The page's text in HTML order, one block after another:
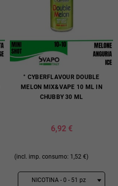
° CYBERFLAVOUR DOUBLE
MELON MIX&VAPE 10 ML IN
CHUBBY 30 ML
6,92 €
(incl. imp. consumo: 1,52 €)